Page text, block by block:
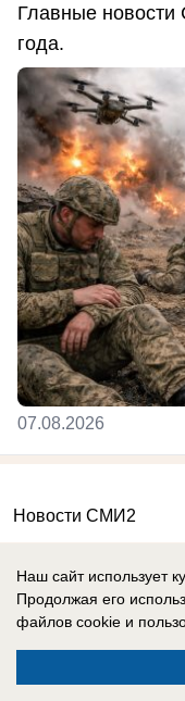
Главные новости
года.
07.08.2026
Новости СМИ2
Реклама на
Вакансии
Наш сайт использует
Продолжая его
файлов cookie и